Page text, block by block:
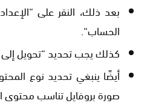
بعد ذلك، النقر على
الحساب“.
كذلك يجب تحديد “تحويل
أيضًا ينبغي تحديد نوع
صورة بروفايل تناسب محتوى